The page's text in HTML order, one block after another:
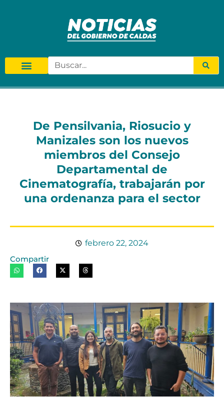
De Pensilvania, Riosucio y
Manizales son los nuevos
miembros del Consejo
Departamental de
Cinematografía, trabajarán por
una ordenanza para el sector
febrero 22, 2024
Compartir